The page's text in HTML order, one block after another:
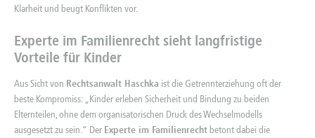
Klarheit und beugt Konflikten vor.
Experte im Familienrecht sieht langfristige
Vorteile für Kinder
Aus Sicht von Rechtsanwalt Haschka ist die Getrennterziehung oft der
beste Kompromiss: „Kinder erleben Sicherheit und Bindung zu beiden
Elternteilen, ohne dem organisatorischen Druck des Wechselmodells
ausgesetzt zu sein.“ Der Experte im Familienrecht betont dabei die